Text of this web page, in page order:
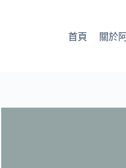
首頁 關於